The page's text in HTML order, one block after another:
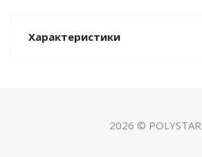
Характеристики
2026 © POLYSTAR